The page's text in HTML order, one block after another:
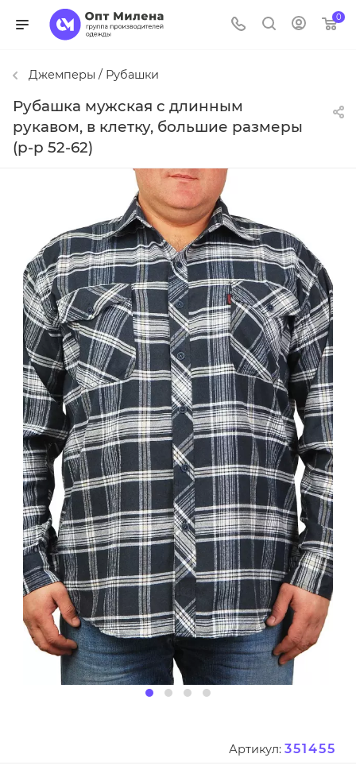
0
Джемперы / Рубашки
Рубашка мужская с длинным
рукавом, в клетку, большие размеры
(р-р 52-62)
Артикул: 351455